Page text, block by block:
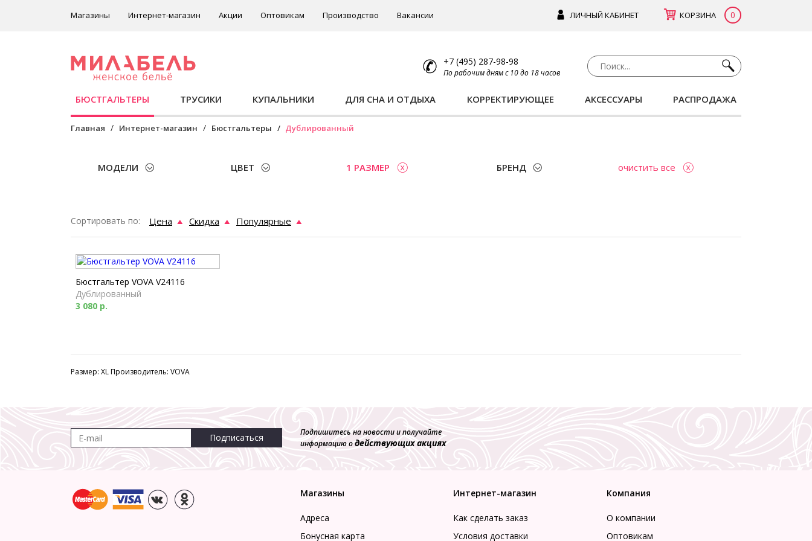
ЛИЧНЫЙ КАБИНЕТ КОРЗИНА 0
Магазины Интернет-магазин Акции Оптовикам Производство Вакансии
+7 (495) 287-98-98
По рабочим дням с 10 до 18 часов
БЮСТГАЛЬТЕРЫ ТРУСИКИ КУПАЛЬНИКИ ДЛЯ СНА И ОТДЫХА КОРРЕКТИРУЮЩЕЕ АКСЕССУАРЫ РАСПРОДАЖА
Главная Интернет-магазин Бюстгальтеры Дублированный
МОДЕЛИ ЦВЕТ 1 РАЗМЕР БРЕНД очистить все
Сортировать по: Цена Скидка Популярные
Бюстгальтер VOVA V24116
Дублированный
3 080 р.
Размер: XL Производитель: VOVA
Подписаться
Подпишитесь на новости и получайте
информацию одействующих акциях
Магазины
Адреса
Бонусная карта
Интернет-магазин
Как сделать заказ
Условия доставки
Компания
О компании
Оптовикам